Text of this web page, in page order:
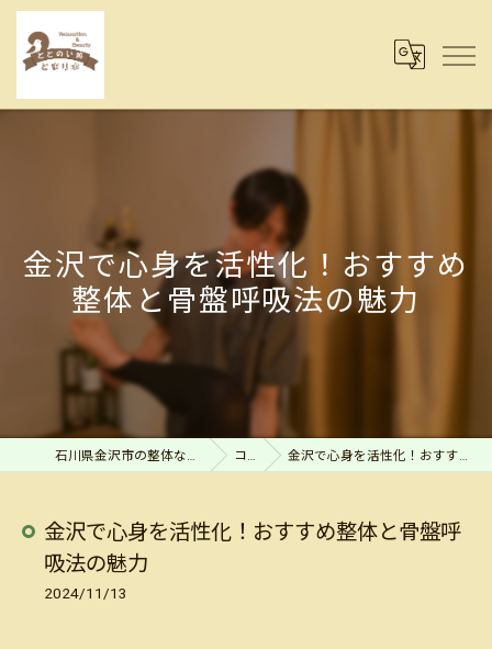
金沢で心身を活性化！おすすめ
整体と骨盤呼吸法の魅力
石川県金沢市の整体ならととのい処とまり木 コラム 金沢で心身を活性化！おすすめ整体と骨盤呼吸法の魅力
金沢で心身を活性化！おすすめ整体と骨盤呼
吸法の魅力
2024/11/13